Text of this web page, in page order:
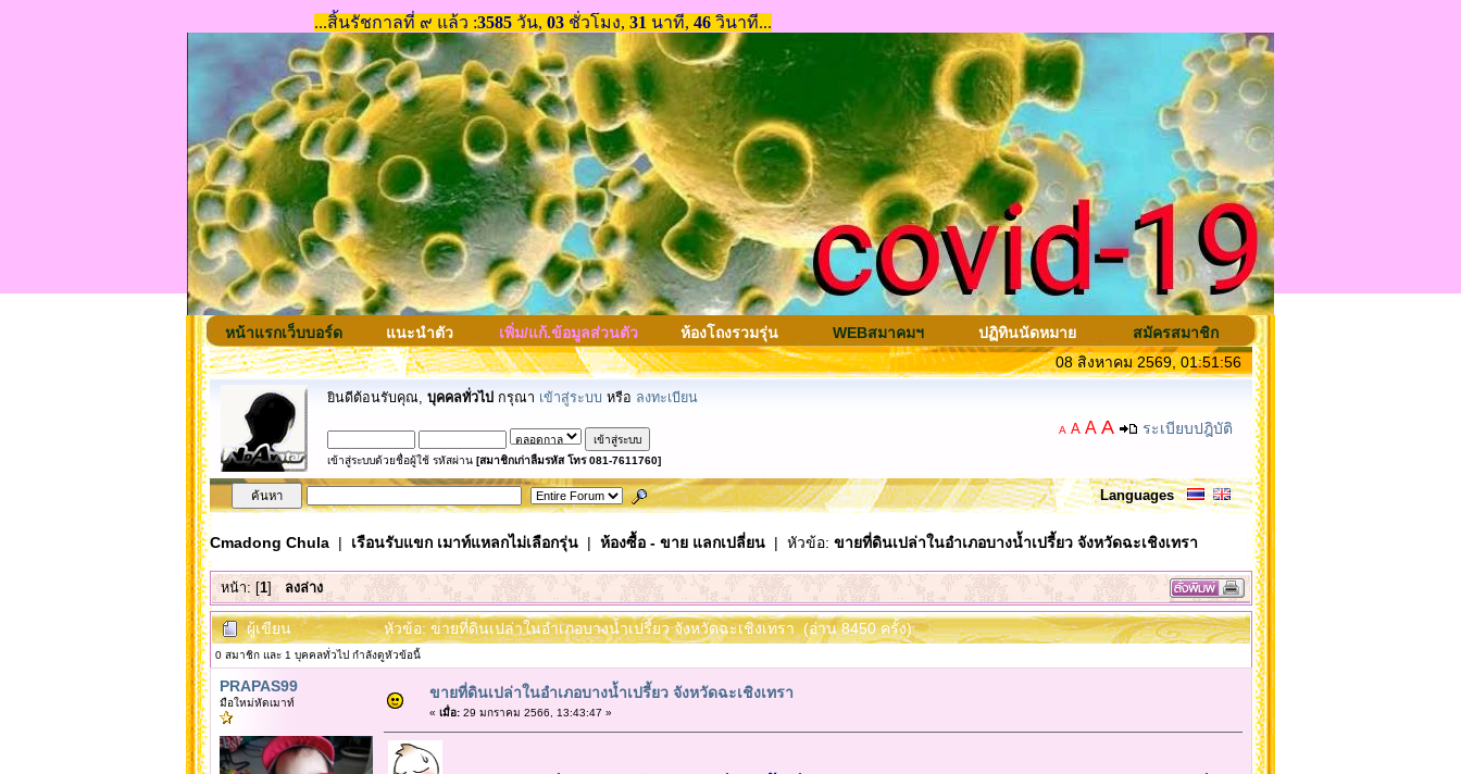
หน้าแรกเว็บบอร์ด แนะนำตัว เพิ่ม/แก้.ข้อมูลส่วนตัว ห้องโถงรวมรุ่น WEBสมาคมฯ ปฏิทินนัดหมาย
สมัครสมาชิก
08 สิงหาคม 2569, 01:51:56
ยินดีต้อนรับคุณ, บุคคลทั่วไป กรุณา เข้าสู่ระบบ หรือ ลงทะเบียน
เข้าสู่ระบบด้วยชื่อผู้ใช้ รหัสผ่าน [สมาชิกเก่าลืมรหัส โทร 081-7611760]
A A A A ระเบียบปฎิบัติ
Languages
Cmadong Chula| เรือนรับแขก เมาท์แหลกไม่เลือกรุ่น| ห้องซื้อ - ขาย แลกเปลี่ยน| หัวข้อ: ขายที่ดินเปล่าในอำเภอบางน้ำเปรี้ยว จังหวัดฉะเชิงเทรา
หน้า: [1] ลงล่าง
ผู้เขียน หัวข้อ: ขายที่ดินเปล่าในอำเภอบางน้ำเปรี้ยว จังหวัดฉะเชิงเทรา (อ่าน 8450 ครั้ง)
0 สมาชิก และ 1 บุคคลทั่วไป กำลังดูหัวข้อนี้
PRAPAS99
มือใหม่หัดเมาท์
ขายที่ดินเปล่าในอำเภอบางน้ำเปรี้ยว จังหวัดฉะเชิงเทรา
« เมื่อ:29 มกราคม 2566, 13:43:47 »